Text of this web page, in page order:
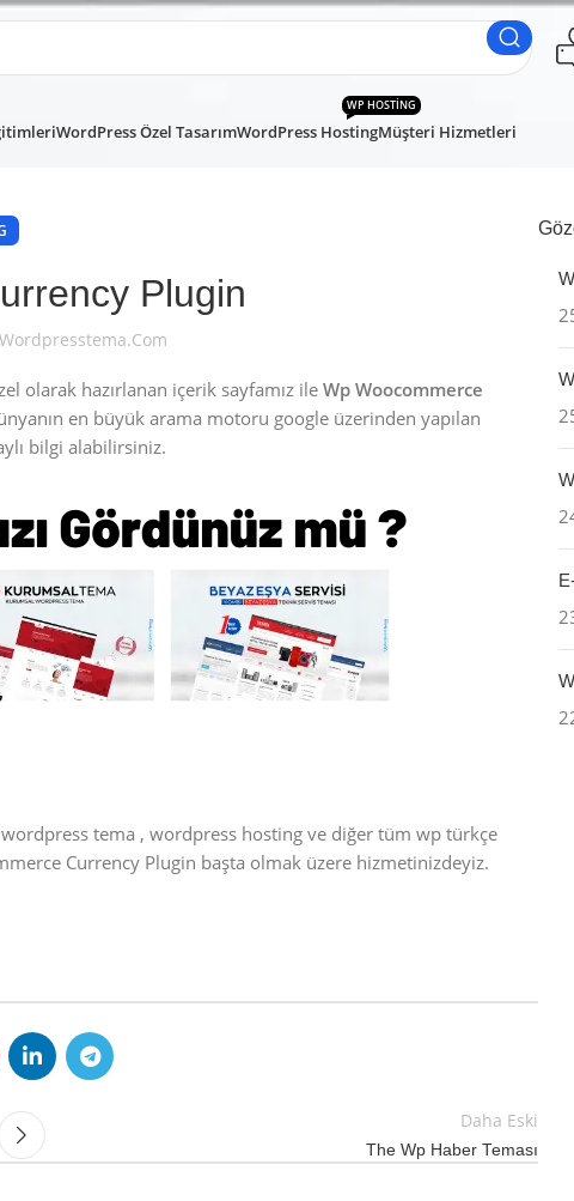
WordPress Özel TasarımWordPress Hosting
WP HOSTING
Müşteri Hizmetleri
Plugin
Wordpresstema.com
olarak hazırlanan içerik sayfamız ile Wp Woocommerce
en büyük arama motoru google üzerinden yapılan
bilgi alabilirsiniz.
wordpress tema , wordpress hosting ve diğer tüm wp türkçe
Currency Plugin başta olmak üzere hizmetinizdeyiz.
Daha Eski
The Wp Haber Teması